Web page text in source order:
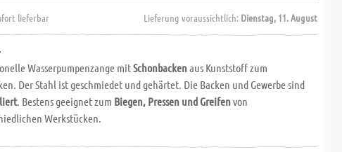
lieferbar Lieferung voraussichtlich: Dienstag, 11. August
Wasserpumpenzange mitSchonbackenaus Kunststoff zum
Der Stahl ist geschmiedet und gehärtet. Die Backen und Gewerbe sind
. Bestens geeignet zum Biegen, Pressen und Greifenvon
Werkstücken.